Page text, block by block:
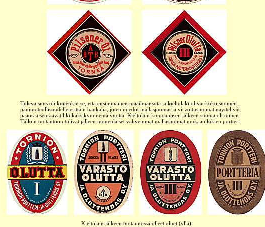
Tulevaisuus oli kuitenkin se, että ensimmäinen maailmansota ja kieltolaki olivat koko suomen
panimoteollisuudelle erittäin hankalia, joten miedot mallasjuomat ja virvoitusjuomat näyttelivät
pääosaa seuraavat liki kaksikymmentä vuotta. Kieltolain kumoamisen jälkeen suunta oli toinen.
Tällöin tuotantoon tulivat jälleen monenlaiset vahvemmat mallasjuomat mukaan lukien portteri.
Kieltolain jälkeen tuotannossa olleet oluet (yllä).